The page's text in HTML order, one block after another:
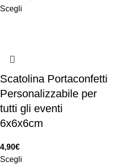
Scegli
Scatolina Portaconfetti
Personalizzabile per
tutti gli eventi
6x6x6cm
4,90€
Scegli